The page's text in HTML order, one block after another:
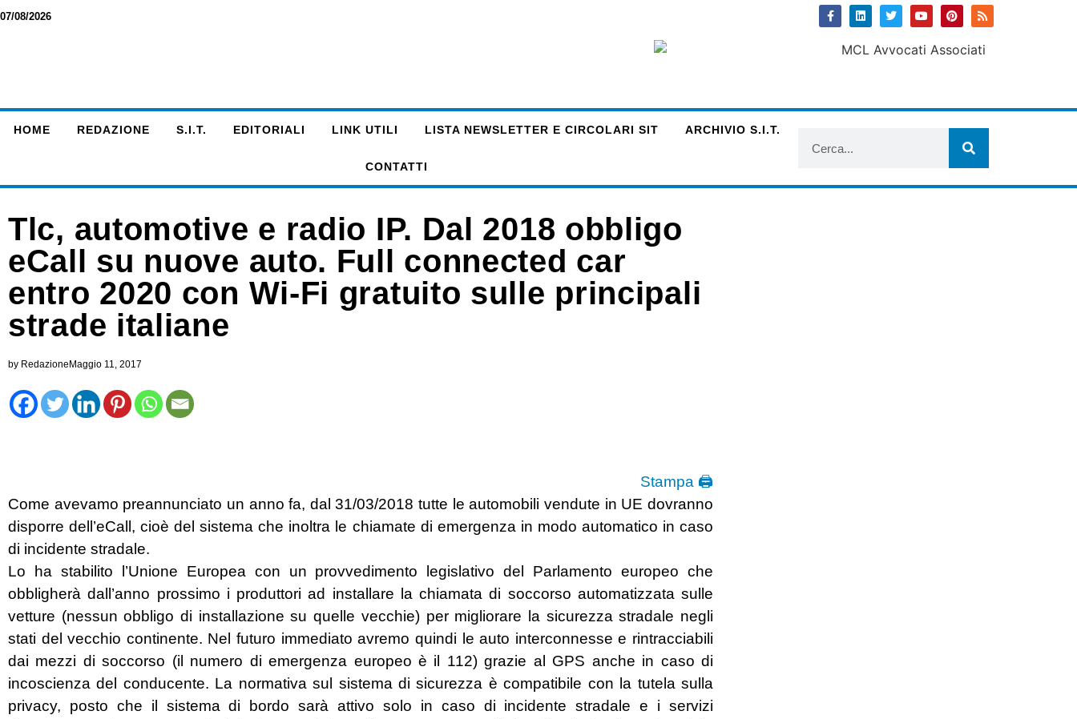
07/08/2026
HOME REDAZIONE S.I.T. EDITORIALI LINK UTILI LISTA NEWSLETTER E CIRCOLARI SIT ARCHIVIO S.I.T.
CONTATTI
Tlc, automotive e radio IP. Dal 2018 obbligo
eCall su nuove auto. Full connected car
entro 2020 con Wi-Fi gratuito sulle principali
strade italiane
by Redazione Maggio 11, 2017
Stampa 🖨
Come avevamo preannunciato un anno fa, dal 31/03/2018 tutte le automobili vendute in UE dovranno
disporre dell’eCall, cioè del sistema che inoltra le chiamate di emergenza in modo automatico in caso
di incidente stradale.
Lo ha stabilito l’Unione Europea con un provvedimento legislativo del Parlamento europeo che
obbligherà dall’anno prossimo i produttori ad installare la chiamata di soccorso automatizzata sulle
vetture (nessun obbligo di installazione su quelle vecchie) per migliorare la sicurezza stradale negli
stati del vecchio continente. Nel futuro immediato avremo quindi le auto interconnesse e rintracciabili
dai mezzi di soccorso (il numero di emergenza europeo è il 112) grazie al GPS anche in caso di
incoscienza del conducente. La normativa sul sistema di sicurezza è compatibile con la tutela sulla
privacy, posto che il sistema di bordo sarà attivo solo in caso di incidente stradale e i servizi